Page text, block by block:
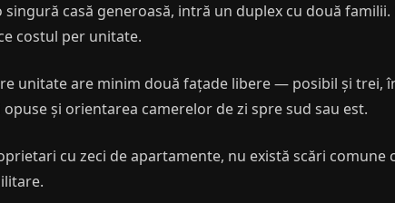
casă generoasă, intră un duplex cu două familii.
costul per unitate.
unitate are minim două fațade libere — posibil și trei,
și orientarea camerelor de zi spre sud sau est.
cu zeci de apartamente, nu există scări comune